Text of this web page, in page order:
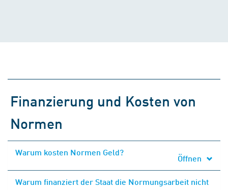
Finanzierung und Kosten von
Normen
Warum kosten Normen Geld?
Öffnen
Warum finanziert der Staat die Normungsarbeit nicht